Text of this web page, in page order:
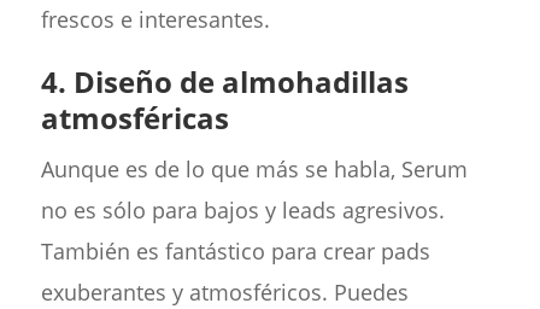
frescos e interesantes.
4. Diseño de almohadillas
atmosféricas
Aunque es de lo que más se habla, Serum
no es sólo para bajos y leads agresivos.
También es fantástico para crear pads
exuberantes y atmosféricos. Puedes